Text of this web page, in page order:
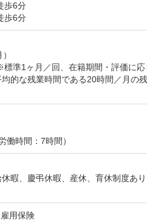
歩6分
歩6分
準1ヶ月／回、在籍期間・評価に応
均的な残業時間である20時間／月
働時間：7時間）
暇、慶弔休暇、産休、育休制度あり
用保険